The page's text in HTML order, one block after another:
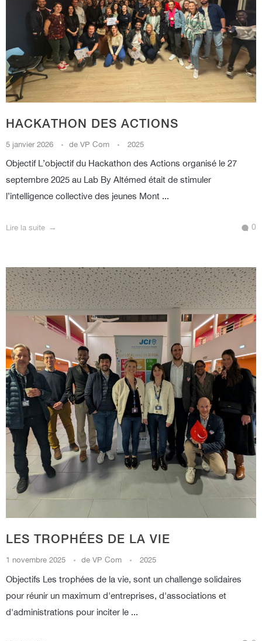
HACKATHON DES ACTIONS
5 janvier 2026 de VP Com 2025
Objectif L’objectif du Hackathon des Actions organisé le 27
septembre 2025 au Lab By Altémed était de stimuler
l’intelligence collective des jeunes Mont ...
Lire la suite 0
LES TROPHÉES DE LA VIE
1 novembre 2025 de VP Com 2025
Objectifs Les trophées de la vie, sont un challenge solidaires
pour réunir un maximum d'entreprises, d'associations et
d'administrations pour inciter le ...